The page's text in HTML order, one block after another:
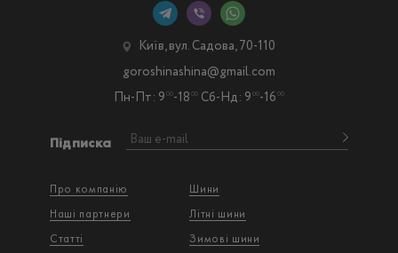
Про компанію
Наші партнери
Статті
Шини
Літні шини
Зимові шини
Підписка
Київ, вул. Садова, 70-110
Пн-Пт: 9 00-18 00 Сб-Нд: 9 00-16 00
goroshinashina@gmail.com